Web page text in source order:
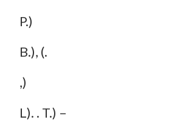
P.)
B.), (.
,)
L). . T.) –